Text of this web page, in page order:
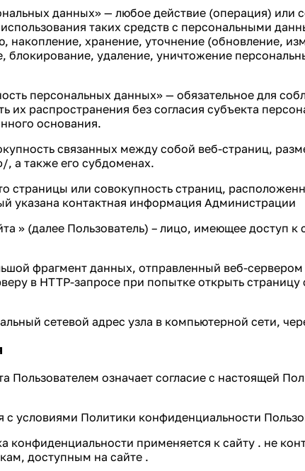
данных» — любое действие (операция)
таких средств с персональными
накопление, хранение, уточнение (обновление,
блокирование, удаление, уничтожение
персональных данных» — обязательное для
их распространения без согласия субъекта
основания.
связанных между собой веб-страниц,
а также его субдоменах.
страницы или совокупность страниц,
указана контактная информация Администрации
» (далее Пользователь) – лицо, имеющее
фрагмент данных, отправленный веб-
в HTTP-запросе при попытке открыть страницу
сетевой адрес узла в компьютерной сети,
Пользователем означает согласие с настоящей
с условиями Политики конфиденциальности
конфиденциальности применяется к сайту . не
доступным на сайте .